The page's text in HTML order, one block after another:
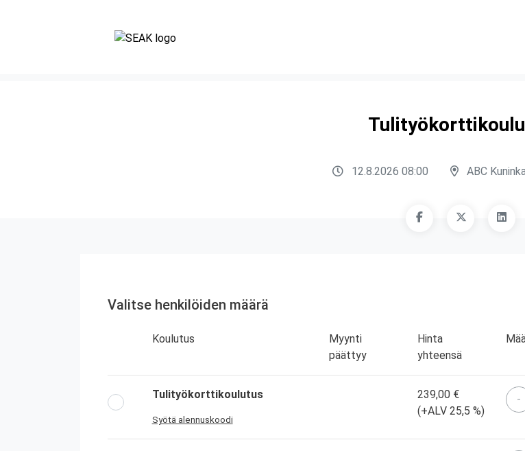
12.8.2026 08:00 ABC
Valitse henkilöiden määrä
Koulutus
Myynti
päättyy
Hinta
yhteensä
Tulityökorttikoulutus
Syötä alennuskoodi
239,00 €
(+ALV 25,5 %)
-